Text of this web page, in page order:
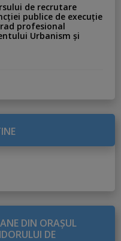
de recrutare
publice de execuție
profesional
Urbanism și
DIN ORAŞUL
DE